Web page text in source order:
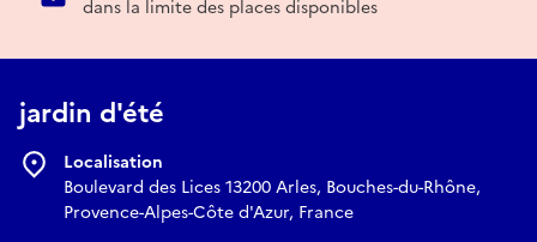
dans la limite des places disponibles
jardin d'été
Localisation
Boulevard des Lices 13200 Arles, Bouches-du-Rhône,
Provence-Alpes-Côte d'Azur, France